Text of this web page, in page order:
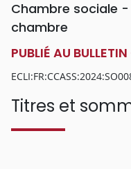
Chambre sociale
chambre
PUBLIÉ AU
Titres et